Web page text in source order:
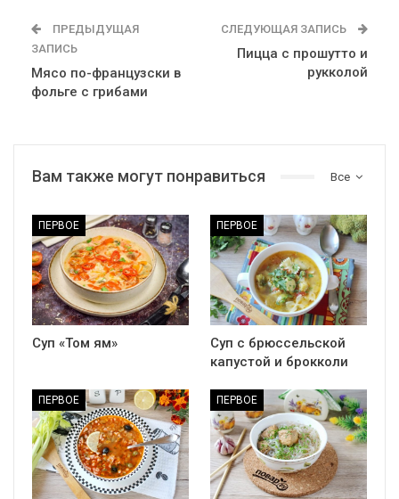
ПРЕДЫДУЩАЯ
ЗАПИСЬ
Мясо по-французски в
фольге с грибами
СЛЕДУЮЩАЯ ЗАПИСЬ
Пицца с прошутто и
рукколой
Все
Вам также могут понравиться
ПЕРВОЕ
Суп «Том ям»
ПЕРВОЕ
Суп с брюссельской
капустой и брокколи
ПЕРВОЕ ПЕРВОЕ